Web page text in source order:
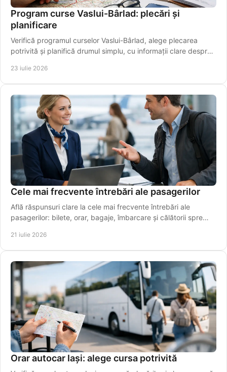
Program curse Vaslui-Bârlad: plecări și
planificare
Verifică programul curselor Vaslui-Bârlad, alege plecarea
potrivită și planifică drumul simplu, cu informații clare despre
23 iulie 2026
Cele mai frecvente întrebări ale pasagerilor
Află răspunsuri clare la cele mai frecvente întrebări ale
pasagerilor: bilete, orar, bagaje, îmbarcare și călătorii spre
21 iulie 2026
Orar autocar Iași: alege cursa potrivită